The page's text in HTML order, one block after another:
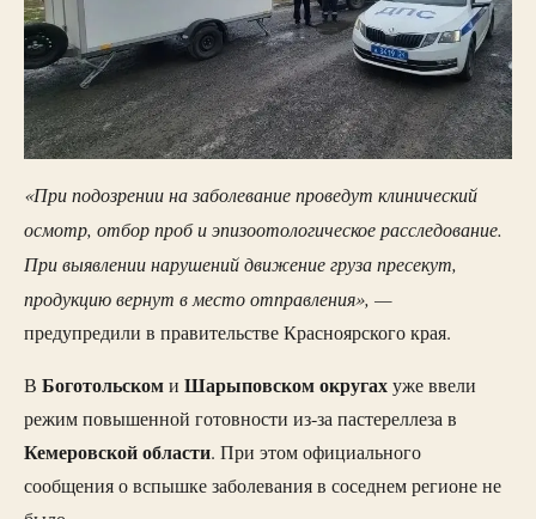
«При подозрении на заболевание проведут клинический
осмотр, отбор проб и эпизоотологическое расследование.
При выявлении нарушений движение груза пресекут,
продукцию вернут в место отправления», —
предупредили в правительстве Красноярского края.
В Боготольскоми Шарыповскомокругахуже ввели
режим повышенной готовности из-за пастереллеза в
Кемеровскойобласти. При этом официального
сообщения о вспышке заболевания в соседнем регионе не